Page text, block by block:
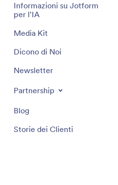
Informazioni su Jotform
per l'IA
Media Kit
Dicono di Noi
Newsletter
Partnership
Blog
Storie dei Clienti